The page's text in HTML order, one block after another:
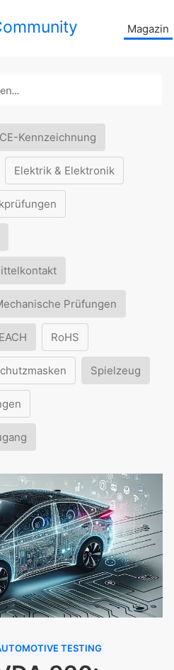
Magazin
CE-Kennzeichnung
Elektrik & Elektronik
Prüfungen
RoHS
Spielzeug
TESTING